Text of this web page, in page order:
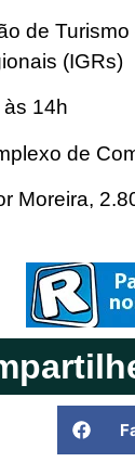
de
(IGRs)
14h
de
Moreira,